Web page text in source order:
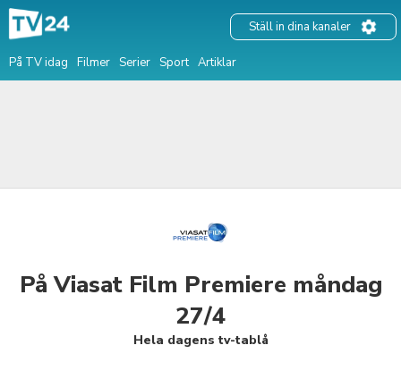
På TV idag Filmer Serier Sport Artiklar
Ställ in dina kanaler
På Viasat Film Premiere måndag
27/4
Hela dagens tv-tablå